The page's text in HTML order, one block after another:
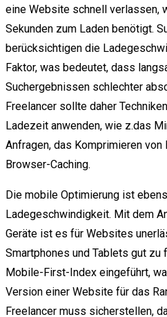
eine Website schnell verlassen,
Sekunden zum Laden benötigt.
berücksichtigen die
Faktor, was bedeutet, dass
Suchergebnissen schlechter
Freelancer sollte daher
Ladezeit anwenden, wie z.das
Anfragen, das Komprimieren
Browser-Caching.
Die mobile Optimierung ist
Ladegeschwindigkeit. Mit dem
Geräte ist es für Websites
Smartphones und Tablets gut zu
Mobile-First-Index eingeführt,
Version einer Website für das
Freelancer muss sicherstellen,